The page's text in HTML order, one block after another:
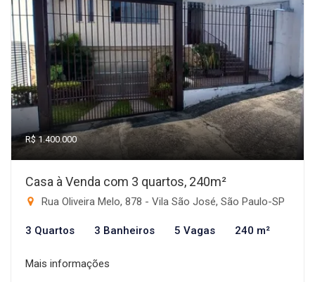
R$ 1.400.000
Casa à Venda com 3 quartos, 240m²
Rua Oliveira Melo, 878 - Vila São José, São Paulo-SP
3 Quartos 3 Banheiros 5 Vagas 240 m²
Mais informações